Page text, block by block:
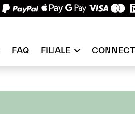
FAQ FILIALE CONNECT